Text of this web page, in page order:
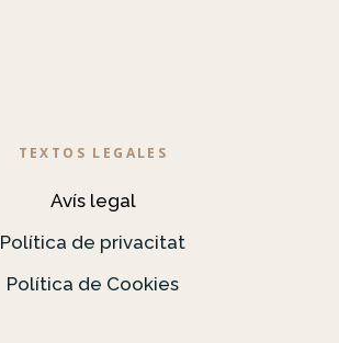
TEXTOS LEGALES
Avís legal
Política de privacitat
Política de Cookies